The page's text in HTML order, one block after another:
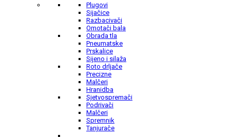
Plugovi
Sijačice
Razbacivači
Omotači bala
Obrada tla
Pneumatske
Prskalice
Sijeno i silaža
Roto drljače
Precizne
Malčeri
Hranidba
Sjetvospremači
Podrivači
Malčeri
Spremnik
Tanjurače